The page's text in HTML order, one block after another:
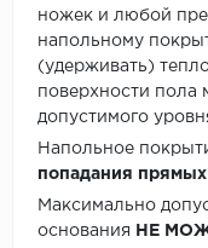
ножек и любой
напольному
(удерживать)
поверхности пола
допустимого
Напольное
попадания
Максимально
основания
НЕ